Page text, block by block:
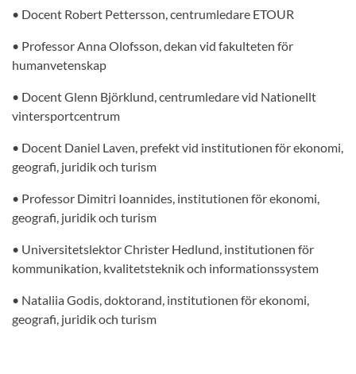
• Docent Robert Pettersson, centrumledare ETOUR
• Professor Anna Olofsson, dekan vid fakulteten för
humanvetenskap
• Docent Glenn Björklund, centrumledare vid Nationellt
vintersportcentrum
• Docent Daniel Laven, prefekt vid institutionen för ekonomi,
geografi, juridik och turism
• Professor Dimitri Ioannides, institutionen för ekonomi,
geografi, juridik och turism
• Universitetslektor Christer Hedlund, institutionen för
kommunikation, kvalitetsteknik och informationssystem
• Nataliia Godis, doktorand, institutionen för ekonomi,
geografi, juridik och turism